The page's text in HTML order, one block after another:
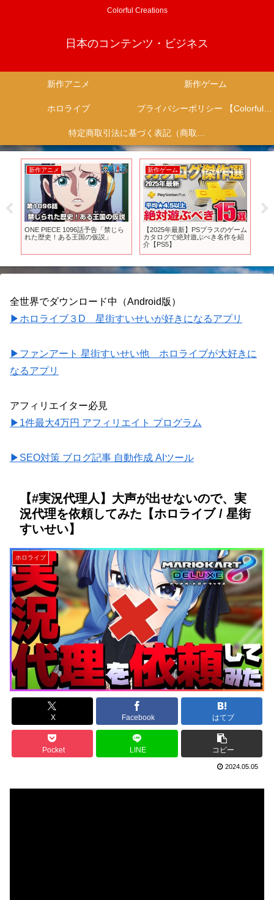
Colorful Creations
日本のコンテンツ・ビジネス
新作アニメ 新作ゲーム
ホロライブ プライバシーポリシー 【Colorful Creation】
特定商取引法に基づく表記（商取引に関する開示）
新作アニメ
ONE PIECE 1096話予告「禁じら
れた歴史！ある王国の仮説」
新作ゲーム
【2025年最新】PSプラスのゲーム
カタログで絶対遊ぶべき名作を紹
介【PS5】
全世界でダウンロード中（Android版）
▶ホロライブ３D 星街すいせいが好きになるアプリ
▶ファンアート 星街すいせい他 ホロライブが大好きに
なるアプリ
アフィリエイター必見
▶1件最大4万円 アフィリエイト プログラム
▶SEO対策 ブログ記事 自動作成 AIツール
【#実況代理人】大声が出せないので、実
況代理を依頼してみた【ホロライブ / 星街
すいせい】
ホロライブ
X Facebook はてブ
Pocket LINE コピー
2024.05.05